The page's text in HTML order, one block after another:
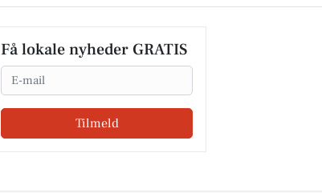
Få lokale nyheder GRATIS
Email
Tilmeld